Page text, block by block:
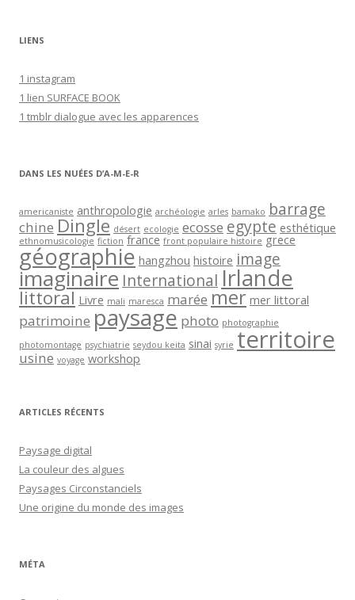
-
m
a
LIENS
1 instagram
1 lien SURFACE BOOK
1 tmblr dialogue avec les apparences
DANS LES NUÉES D’A-M-E-R
americaniste anthropologie archéologie arles bamako barrage
chine Dingle désert ecologie ecosse egypte esthétique
ethnomusicologie fiction france front populaire histoire grece
géographie hangzhou histoire image
imaginaire International Irlande
littoral Livre mali maresca marée mer mer littoral
patrimoine paysage photo photographie
photomontage psychiatrie seydou keita sinai syrie territoire
usine voyage workshop
ARTICLES RÉCENTS
Paysage digital
La couleur des algues
Paysages Circonstanciels
Une origine du monde des images
MÉTA